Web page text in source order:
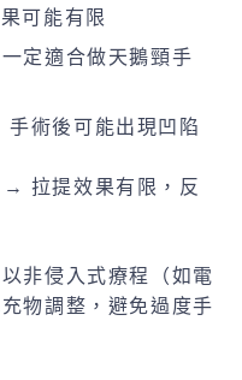
可能有限
定適合做天鵝頸手
術後可能出現凹陷
拉提效果有限，反
非侵入式療程（如電
物調整，避免過度手